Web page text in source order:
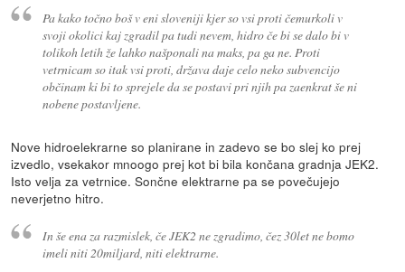
Pa kako točno boš v eni sloveniji kjer so vsi proti čemurkoli v
svoji okolici kaj zgradil pa tudi nevem, hidro če bi se dalo bi v
tolikoh letih že lahko našponali na maks, pa ga ne. Proti
vetrnicam so itak vsi proti, država daje celo neko subvencijo
občinam ki bi to sprejele da se postavi pri njih pa zaenkrat še ni
nobene postavljene.
Nove hidroelekrarne so planirane in zadevo se bo slej ko prej
izvedlo, vsekakor mnoogo prej kot bi bila končana gradnja JEK2.
Isto velja za vetrnice. Sončne elektrarne pa se povečujejo
neverjetno hitro.
In še ena za razmislek, če JEK2 ne zgradimo, čez 30let ne bomo
imeli niti 20miljard, niti elektrarne.